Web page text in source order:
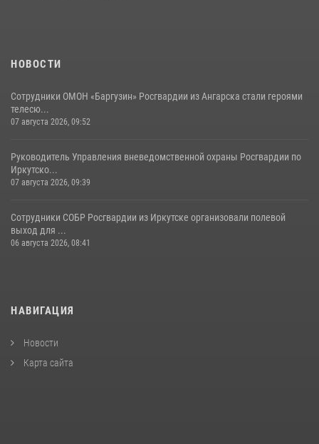
НОВОСТИ
Сотрудники ОМОН «Баргузин» Росгвардии из Ангарска стали героями
телесю...
07 августа 2026, 09:52
Руководитель Управления вневедомственной охраны Росгвардии по
Иркутско...
07 августа 2026, 09:39
Сотрудники СОБР Росгвардии из Иркутске организовали полевой
выход для ...
06 августа 2026, 08:41
НАВИГАЦИЯ
Новости
Карта сайта